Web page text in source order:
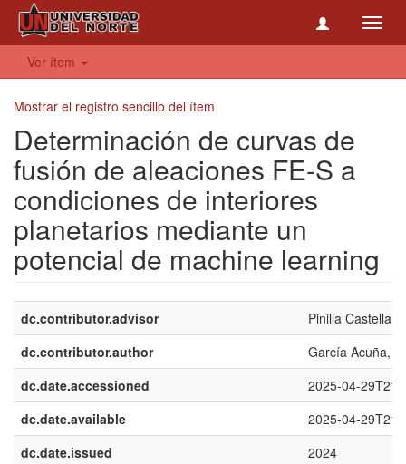
Ver ítem
Mostrar el registro sencillo del ítem
Determinación de curvas de
fusión de aleaciones FE-S a
condiciones de interiores
planetarios mediante un
potencial de machine learning
dc.contributor.advisor
Pinilla
dc.contributor.author
García Acuña,
dc.date.accessioned
2025-04-
dc.date.available
2025-04-
dc.date.issued
2024